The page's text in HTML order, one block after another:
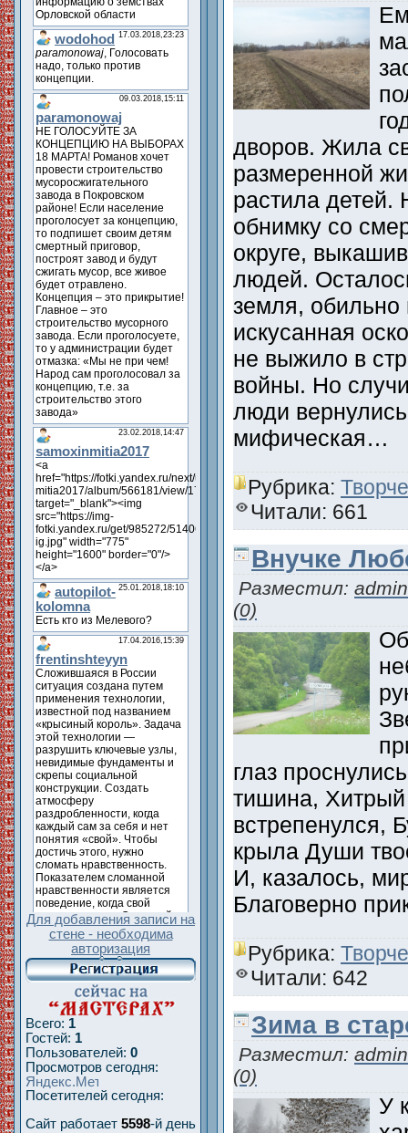
Для добавления записи на
стене - необходима
авторизация
Всего: 1
Гостей: 1
Пользователей: 0
Просмотров сегодня:
Посетителей сегодня:
Сайт работает 5598-й день
дворов. Жила
размеренной
растила
обнимку со
округе,
людей.
земля, обильно
искусанная
не выжило в
войны. Но
люди
мифическая…
Рубрика:
Читали: 661
Внучке
Разместил: admin
(0)
глаз
тишина, Хитрый
встрепенулся,
крыла Души
И, казалось,
Благоверно
Рубрика:
Читали: 642
Зима в
Разместил: admin
(0)
У